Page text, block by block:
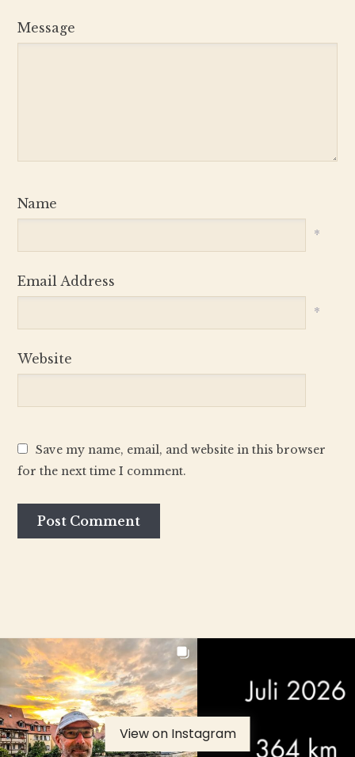
Message
Name
*
Email Address
*
Website
Save my name, email, and website in this browser
for the next time I comment.
View on Instagram